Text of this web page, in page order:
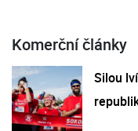
Komerční články
Silou